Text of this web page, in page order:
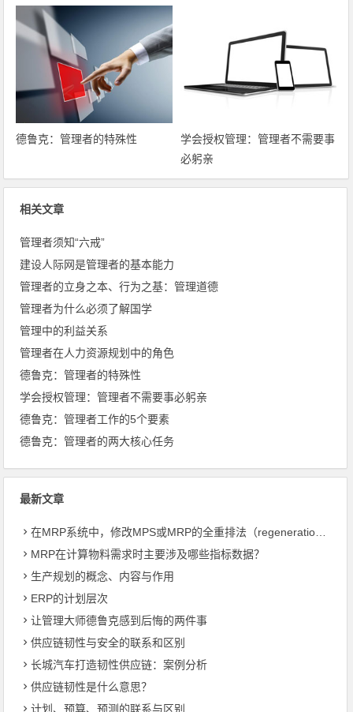
德鲁克：管理者的特殊性
学会授权管理：管理者不需要事
必躬亲
相关文章
管理者须知“六戒”
建设人际网是管理者的基本能力
管理者的立身之本、行为之基：管理道德
管理者为什么必须了解国学
管理中的利益关系
管理者在人力资源规划中的角色
德鲁克：管理者的特殊性
学会授权管理：管理者不需要事必躬亲
德鲁克：管理者工作的5个要素
德鲁克：管理者的两大核心任务
最新文章
在MRP系统中，修改MPS或MRP的全重排法（regeneration）和净改变法？
MRP在计算物料需求时主要涉及哪些指标数据？
生产规划的概念、内容与作用
ERP的计划层次
让管理大师德鲁克感到后悔的两件事
供应链韧性与安全的联系和区别
长城汽车打造韧性供应链：案例分析
供应链韧性是什么意思？
计划、预算、预测的联系与区别